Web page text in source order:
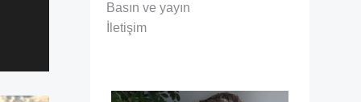
Basın ve yayın
İletişim